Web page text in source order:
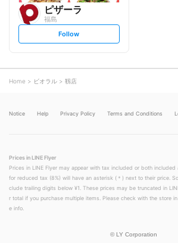
ピザーラ
福島
s
t
o
w
Follow
Home ビオラル 靱店
Notice Help Privacy Policy Terms and Conditions
Prices in LINE Flyer
Prices in LINE Flyer may appear with tax included or both
for reduced tax (8%) will have an asterisk (＊) next to their price.
clude trailing digits below ¥1. These prices may be truncated in
r total if you purchase multiple items. Please check with the store
e info.
© LY Corporation